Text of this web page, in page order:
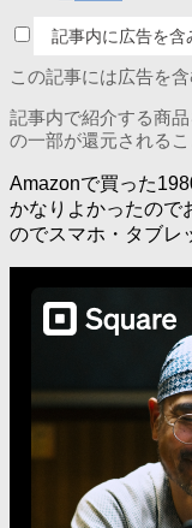
記事内に広告を含
この記事には広告を
記事内で紹介する商
の一部が還元されるこ
Amazonで買った
かなりよかったので
のでスマホ・タブレ